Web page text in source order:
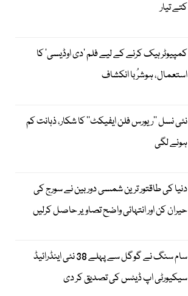
کتے تیار
کمپیوٹر ہیک کرنے کے لیے فلم ’دی اوڈیسی‘ کا
استعمال، ہوشرُبا انکشاف
نئی نسل ’’ریورس فلن ایفیکٹ‘‘ کا شکار، ذہانت کم
ہونے لگی
دنیا کی طاقتور ترین شمسی دوربین نے سورج کی
حیران کن اور انتہائی واضح تصاویر حاصل کرلیں
سام سنگ نے گوگل سے پہلے 38 نئی اینڈرائیڈ
سیکیورٹی اپ ڈیٹس کی تصدیق کر دی